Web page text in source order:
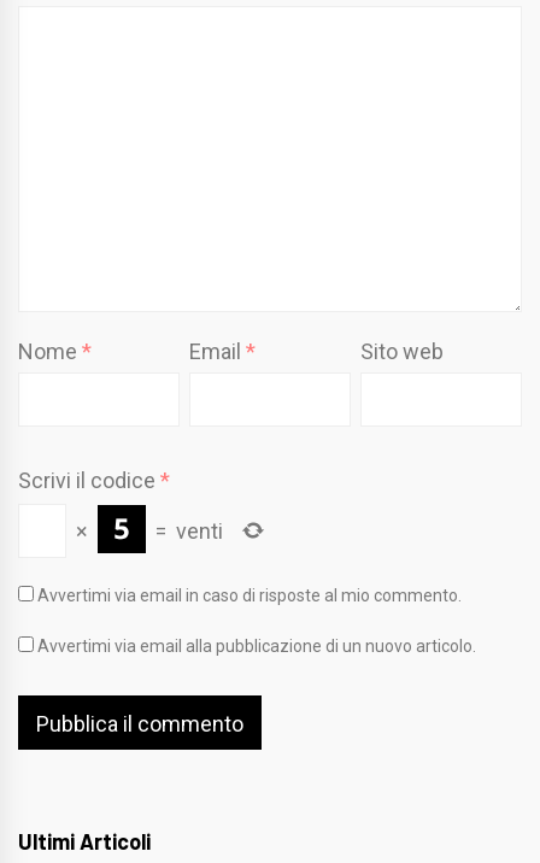
Nome * Email* Sito web
Scrivi il codice *
×
= venti
Avvertimi via email in caso di risposte al mio commento.
Avvertimi via email alla pubblicazione di un nuovo articolo.
Ultimi Articoli